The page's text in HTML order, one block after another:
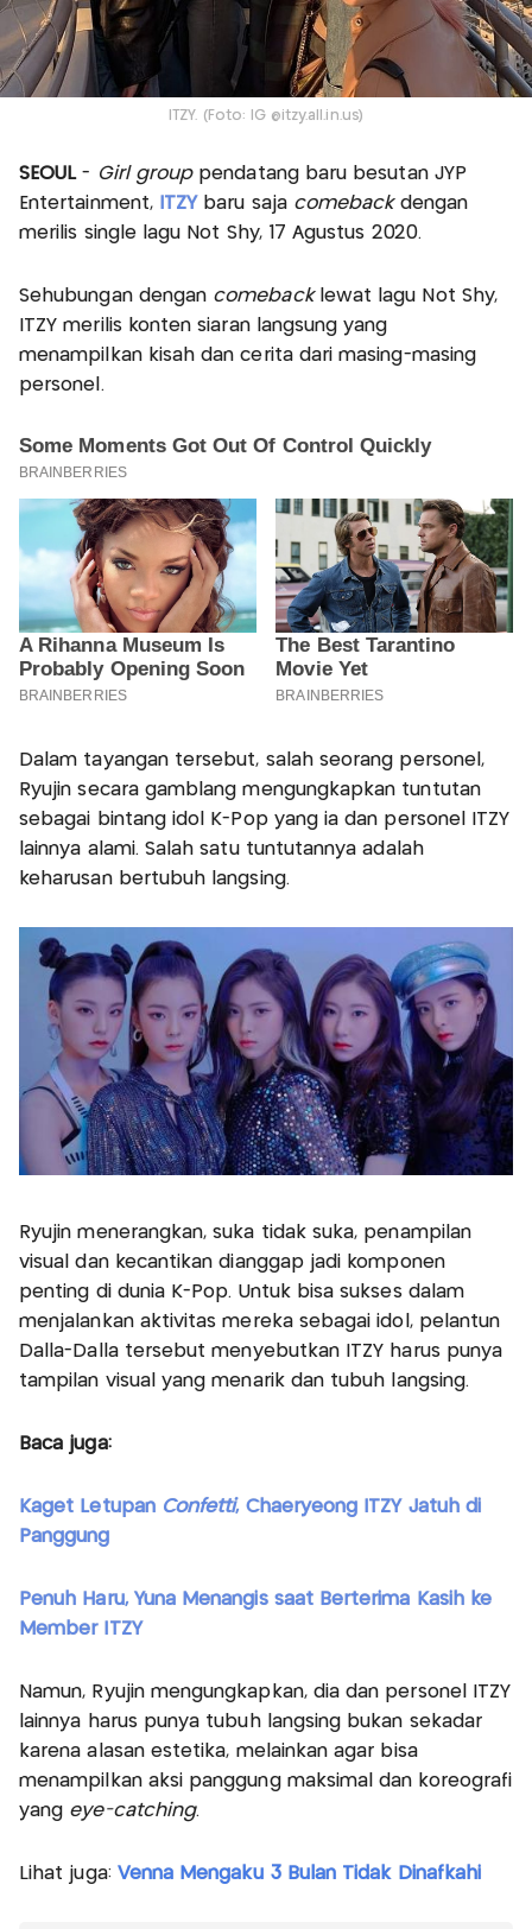
ITZY. (Foto: IG @itzy.all.in.us)
SEOUL- Girl grouppendatang baru besutan JYP
Entertainment,
ITZY baru saja comeback dengan
merilis single lagu Not Shy, 17 Agustus 2020.
Sehubungan dengan comeback lewat lagu Not Shy,
ITZY merilis konten siaran langsung yang
menampilkan kisah dan cerita dari masing-masing
personel.
Dalam tayangan tersebut, salah seorang personel,
Ryujin secara gamblang mengungkapkan tuntutan
sebagai bintang idol K-Pop yang ia dan personel ITZY
lainnya alami. Salah satu tuntutannya adalah
keharusan bertubuh langsing.
Ryujin menerangkan, suka tidak suka, penampilan
visual dan kecantikan dianggap jadi komponen
penting di dunia K-Pop. Untuk bisa sukses dalam
menjalankan aktivitas mereka sebagai idol, pelantun
Dalla-Dalla tersebut menyebutkan ITZY harus punya
tampilan visual yang menarik dan tubuh langsing.
Baca juga:
Kaget Letupan Confetti, Chaeryeong ITZY Jatuh di
Panggung
Penuh Haru, Yuna Menangis saat Berterima Kasih ke
Member ITZY
Namun, Ryujin mengungkapkan, dia dan personel ITZY
lainnya harus punya tubuh langsing bukan sekadar
karena alasan estetika, melainkan agar bisa
menampilkan aksi panggung maksimal dan koreografi
yang eye-catching.
Lihat juga: Venna Mengaku 3 Bulan Tidak Dinafkahi